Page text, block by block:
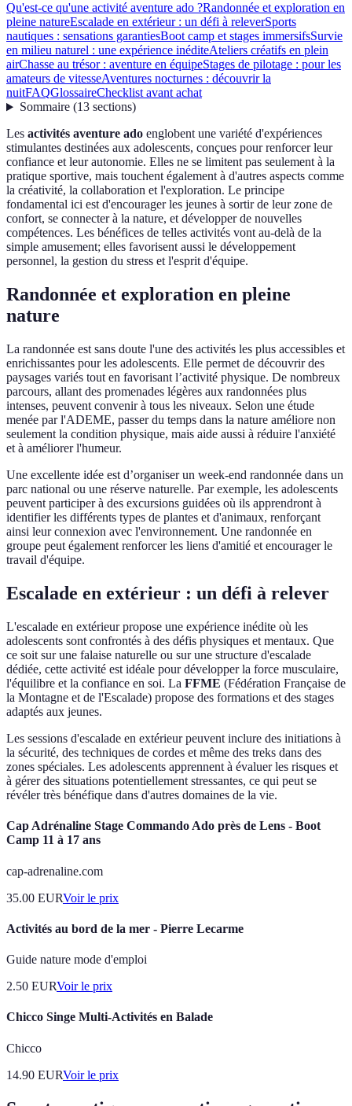
Qu'est-ce qu'une activité aventure ado ?Randonnée et exploration en
pleine natureEscalade en extérieur : un défi à releverSports
nautiques : sensations garantiesBoot camp et stages immersifsSurvie
en milieu naturel : une expérience inéditeAteliers créatifs en plein
airChasse au trésor : aventure en équipeStages de pilotage : pour les
amateurs de vitesseAventures nocturnes : découvrir la
nuitFAQGlossaireChecklist avant achat
Sommaire(13 sections)
Les activités aventure ado englobent une variété d'expériences
stimulantes destinées aux adolescents, conçues pour renforcer leur
confiance et leur autonomie. Elles ne se limitent pas seulement à la
pratique sportive, mais touchent également à d'autres aspects comme
la créativité, la collaboration et l'exploration. Le principe
fondamental ici est d'encourager les jeunes à sortir de leur zone de
confort, se connecter à la nature, et développer de nouvelles
compétences. Les bénéfices de telles activités vont au-delà de la
simple amusement; elles favorisent aussi le développement
personnel, la gestion du stress et l'esprit d'équipe.
Randonnée et exploration en pleine
nature
La randonnée est sans doute l'une des activités les plus accessibles et
enrichissantes pour les adolescents. Elle permet de découvrir des
paysages variés tout en favorisant l’activité physique. De nombreux
parcours, allant des promenades légères aux randonnées plus
intenses, peuvent convenir à tous les niveaux. Selon une étude
menée par l'ADEME, passer du temps dans la nature améliore non
seulement la condition physique, mais aide aussi à réduire l'anxiété
et à améliorer l'humeur.
Une excellente idée est d’organiser un week-end randonnée dans un
parc national ou une réserve naturelle. Par exemple, les adolescents
peuvent participer à des excursions guidées où ils apprendront à
identifier les différents types de plantes et d'animaux, renforçant
ainsi leur connexion avec l'environnement. Une randonnée en
groupe peut également renforcer les liens d'amitié et encourager le
travail d'équipe.
Escalade en extérieur : un défi à relever
L'escalade en extérieur propose une expérience inédite où les
adolescents sont confrontés à des défis physiques et mentaux. Que
ce soit sur une falaise naturelle ou sur une structure d'escalade
dédiée, cette activité est idéale pour développer la force musculaire,
l'équilibre et la confiance en soi. La FFME (Fédération Française de
la Montagne et de l'Escalade) propose des formations et des stages
adaptés aux jeunes.
Les sessions d'escalade en extérieur peuvent inclure des initiations à
la sécurité, des techniques de cordes et même des treks dans des
zones spéciales. Les adolescents apprennent à évaluer les risques et
à gérer des situations potentiellement stressantes, ce qui peut se
révéler très bénéfique dans d'autres domaines de la vie.
Cap Adrénaline Stage Commando Ado près de Lens - Boot
Camp 11 à 17 ans
cap-adrenaline.com
35.00 EURVoir le prix
Activités au bord de la mer - Pierre Lecarme
Guide nature mode d'emploi
2.50 EURVoir le prix
Chicco Singe Multi-Activités en Balade
Chicco
14.90 EURVoir le prix